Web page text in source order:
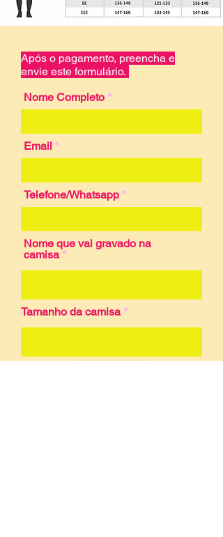
Após o pagamento, preencha e
envie este formulário.
Nome Completo
Email
Telefone/Whatsapp
Nome que vai gravado na
camisa
Tamanho da camisa